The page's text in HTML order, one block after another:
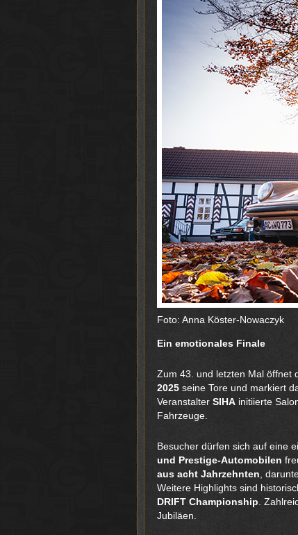
Foto: Anna Köster-Nowaczyk
Ein emotionales Finale
Zum 43. und letzten Mal öffnet
2025 seine Tore und markiert
Veranstalter SIHA initiierte
Fahrzeuge.
Besucher dürfen sich auf eine
und Prestige-Automobilen
aus acht Jahrzehnten ,
Weitere Highlights sind
DRIFT Championship .
Jubiläen.